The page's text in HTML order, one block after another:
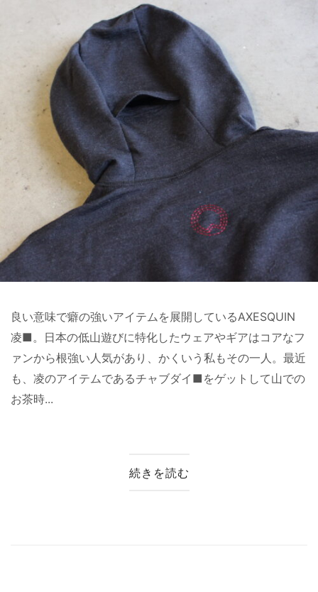
良い意味で癖の強いアイテムを展開しているAXESQUIN
凌■。日本の低山遊びに特化したウェアやギアはコアなフ
ァンから根強い人気があり、かくいう私もその一人。最近
も、凌のアイテムであるチャブダイ■をゲットして山での
お茶時...
続きを読む